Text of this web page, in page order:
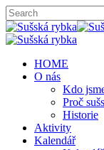
HOME
O nás
Kdo
Proč
Historie
Aktivity
Kalendář